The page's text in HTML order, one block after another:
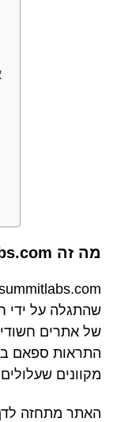
מה זה Growthsummitlabs.com?
שהתגלה על ידי
של אתרים
התראות ספאם
מקוונים
האתר מתחזה לדף